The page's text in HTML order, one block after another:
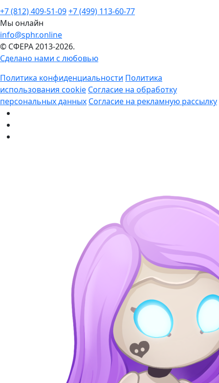
+7 (812) 409-51-09+7 (499) 113-60-77
Мы онлайн
info@sphr.online
© СФЕРА 2013-2026.
Сделано нами с любовью
Политика конфиденциальности Политика
использования cookie Согласие на обработку
персональных данных Согласие на рекламную рассылку